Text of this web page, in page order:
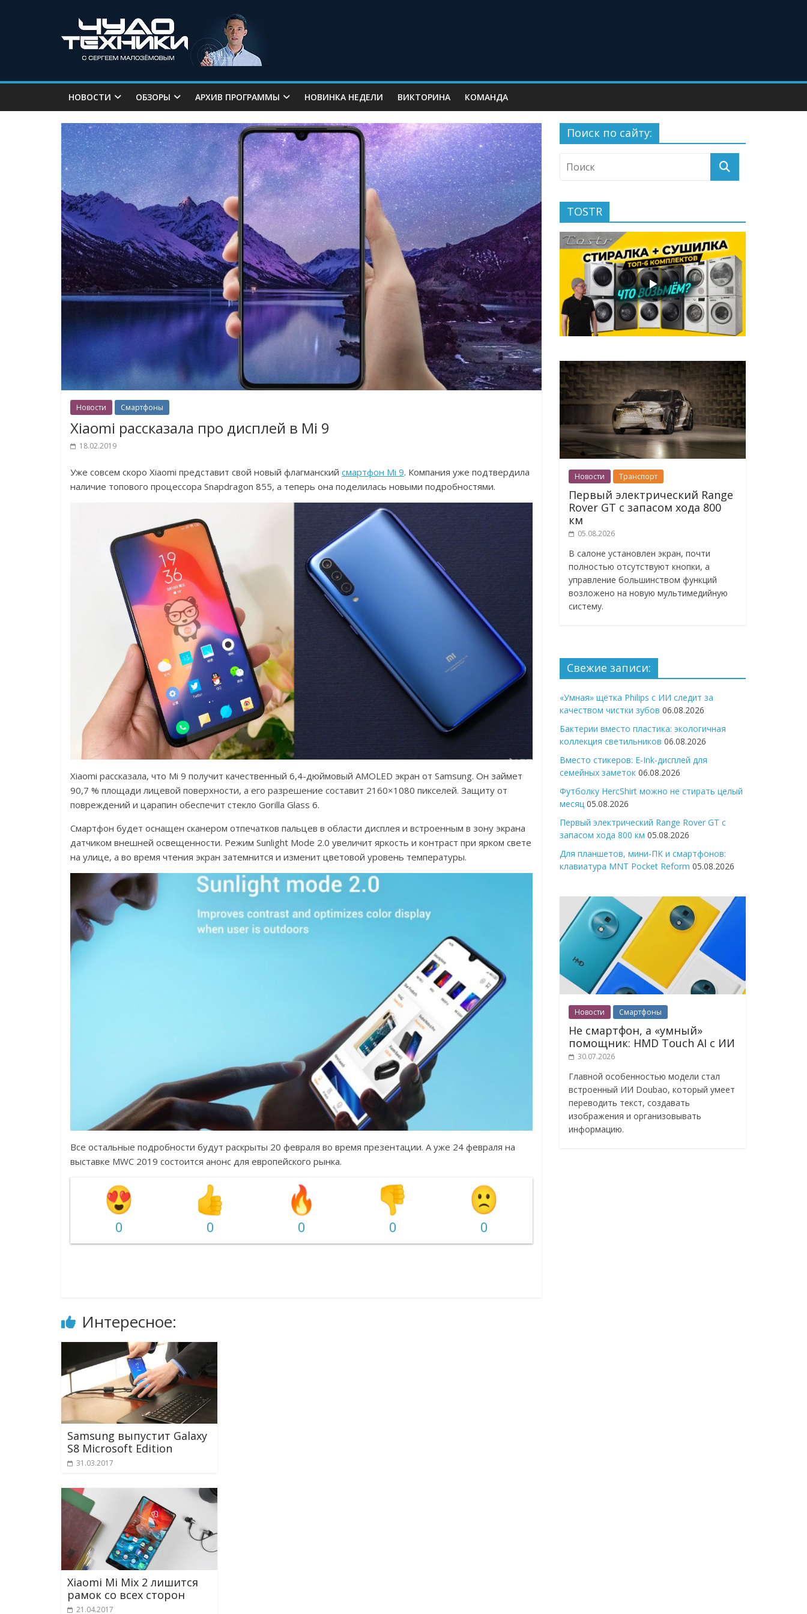
НОВОСТИ ОБЗОРЫ АРХИВ ПРОГРАММЫ НОВИНКА НЕДЕЛИ ВИКТОРИНА КОМАНДА
Новости Смартфоны
Xiaomi рассказала про дисплей в Mi 9
18.02.2019
Уже совсем скоро Xiaomi представит свой новый флагманский смартфон Mi 9. Компания уже подтвердила
наличие топового процессора Snapdragon 855, а теперь она поделилась новыми подробностями.
Xiaomi рассказала, что Mi 9 получит качественный 6,4-дюймовый AMOLED экран от Samsung. Он займет
90,7 % площади лицевой поверхности, а его разрешение составит 2160×1080 пикселей. Защиту от
повреждений и царапин обеспечит стекло Gorilla Glass 6.
Смартфон будет оснащен сканером отпечатков пальцев в области дисплея и встроенным в зону экрана
датчиком внешней освещенности. Режим Sunlight Mode 2.0 увеличит яркость и контраст при ярком свете
на улице, а во время чтения экран затемнится и изменит цветовой уровень температуры.
Все остальные подробности будут раскрыты 20 февраля во время презентации. А уже 24 февраля на
выставке MWC 2019 состоится анонс для европейского рынка.
0 0 0 0 0
Интересное:
Samsung выпустит Galaxy
S8 Microsoft Edition
31.03.2017
Xiaomi Mi Mix 2 лишится
рамок со всех сторон
21.04.2017
Поиск по сайту:
TOSTR
Новости Транспорт
Первый электрический Range
Rover GT с запасом хода 800
км
05.08.2026
В салоне установлен экран, почти
полностью отсутствуют кнопки, а
управление большинством функций
возложено на новую мультимедийную
систему.
Свежие записи:
«Умная» щётка Philips с ИИ следит за
качеством чистки зубов 06.08.2026
Бактерии вместо пластика: экологичная
коллекция светильников 06.08.2026
Вместо стикеров: E-Ink-дисплей для
семейных заметок 06.08.2026
Футболку HercShirt можно не стирать целый
месяц 05.08.2026
Первый электрический Range Rover GT с
запасом хода 800 км 05.08.2026
Для планшетов, мини-ПК и смартфонов:
клавиатура MNT Pocket Reform 05.08.2026
Новости Смартфоны
Не смартфон, а «умный»
помощник: HMD Touch AI с ИИ
30.07.2026
Главной особенностью модели стал
встроенный ИИ Doubao, который умеет
переводить текст, создавать
изображения и организовывать
информацию.